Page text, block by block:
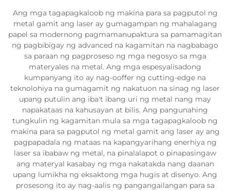
Ang mga tagapagkaloob ng makina para sa pagputol ng
metal gamit ang laser ay gumagampan ng mahalagang
papel sa modernong pagmamanupaktura sa pamamagitan
ng pagbibigay ng advanced na kagamitan na nagbabago
sa paraan ng pagproseso ng mga negosyo sa mga
materyales na metal. Ang mga espesyalisadong
kumpanyang ito ay nag-ooffer ng cutting-edge na
teknolohiya na gumagamit ng nakatuon na sinag ng laser
upang putulin ang iba't ibang uri ng metal nang may
napakataas na kahusayan at bilis. Ang pangunahing
tungkulin ng kagamitan mula sa mga tagapagkaloob ng
makina para sa pagputol ng metal gamit ang laser ay ang
pagpapadala ng mataas na kapangyarihang enerhiya ng
laser sa ibabaw ng metal, na pinalalapot o pinapasingaw
ang materyal kasabay ng mga nakatakda nang daanan
upang lumikha ng eksaktong mga hugis at disenyo. Ang
prosesong ito ay nag-aalis ng pangangailangan para sa